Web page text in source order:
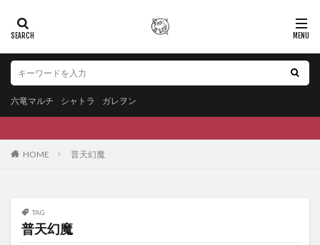
六竜マルチ シャトラ ガレヲン
HOME 普天幻魔
TAG
普天幻魔